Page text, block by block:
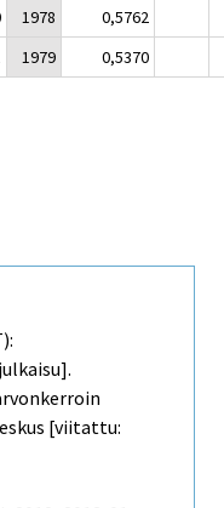
1978
0,5762
1979 0,5370
[viitattu: